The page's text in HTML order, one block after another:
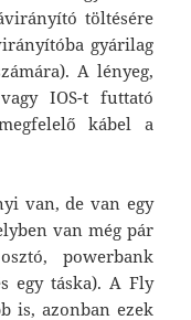
töltésére
gyárilag
A lényeg,
IOS-t futtató
kábel a
van, de van egy
van még pár
powerbank
egy táska). A Fly
is, azonban ezek